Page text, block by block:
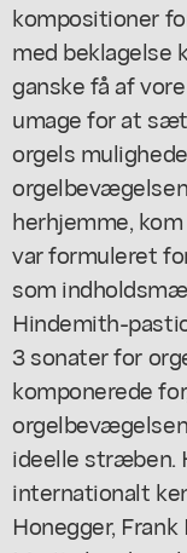
kompositioner
med beklagelse
ganske få af
umage for at
orgels
herhjemme,
var formuleret
som
Hindemith-
3 sonater for
komponerede
ideelle stræben.
internationalt
Honegger,